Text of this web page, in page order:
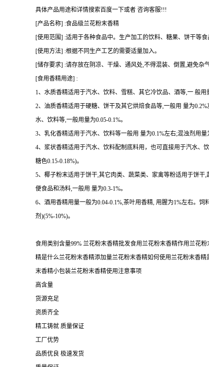
具体产品用途和详情搜索百度一下或者 咨询客服!!!
[产品名称] :食品级兰花粉末香精
[使用范围] :适用于各种食品中。生产加工的饮料、糖果、饼干等食
[使用方法] :根据不同生产工艺的需要适量加入。
[储存要求] :请存放在阴凉、干燥、通风处,不得混装、倒置,避免杂
[食用香精用途] :
1、水质香精适用于汽水、饮料、雪糕、其它冷饮品、酒等,一 般用
2、油质香精适用于硬糖、饼干及其它烘焙食品等,一般用 量为
水、饮料等,一般用量为0.05-0.1%。
3、乳化香精适用于汽水、饮料等一般用 量为0.1%左右;混浊剂用量
4、浆状香精适用于汽水、饮料配制底料用，也可直接用于汽水、
糖色0.15-0.18%)。
5、椰子粉末适用于饼干,其它肉类、蔬菜类、家禽等粉适用于饼
便食品和汤料,一般用 量为0.3-1%。
6、酒用香精用量一般为0.04-0.1%,茶叶用香精, 用腥为1%左右。
剂)(5%-10%)。
食用类别含量99% 兰花粉末香精批发食用兰花粉末香精作用兰花
精是什么兰花粉末香精添加量兰花粉末香精如何使用兰花粉末香
末香精小包装兰花粉末香精使用注意事项
高含量
货源充足
资质齐全
精工铸就 质量保证
工厂优势
品质优良 极速发货